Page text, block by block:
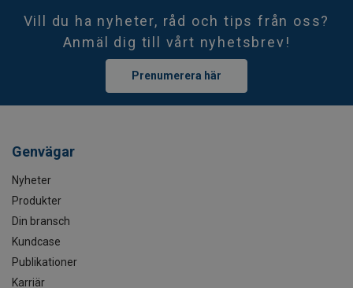
Vill du ha nyheter, råd och tips från oss?
Anmäl dig till vårt nyhetsbrev!
Prenumerera här
Genvägar
Nyheter
Produkter
Din bransch
Kundcase
Publikationer
Karriär